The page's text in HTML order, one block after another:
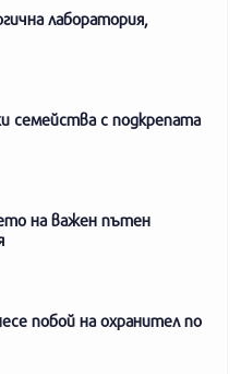
лаборатория,
семейства с подкрепата
на важен пътен
побой на охранител по